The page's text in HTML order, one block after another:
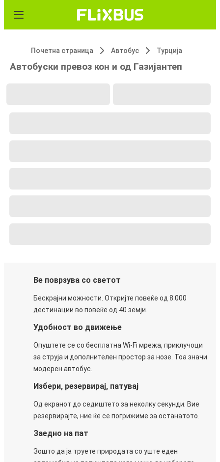
Почетна страница Автобус Турција
Автобуски превоз кон и од Газијантеп
Ве поврзува со светот
Бескрајни можности. Откријте повеќе од 8.000
дестинации во повеќе од 40 земји.
Удобност во движење
Опуштете се со бесплатна Wi-Fi мрежа, приклучоци
за струја и дополнителен простор за нозе. Тоа значи
модерен автобус.
Избери, резервирај, патувај
Од екранот до седиштето за неколку секунди. Вие
резервирајте, ние ќе се погрижиме за останатото.
Заедно на пат
Зошто да ја труете природата со уште еден